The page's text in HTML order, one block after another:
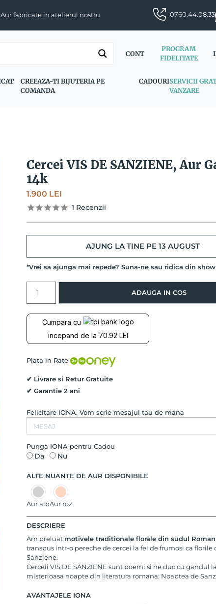
fabricate in atelierul nostru. 0760.44.08.33
CONT
PROGRAM
FIDELITATE
CREEAZA-TI BIJUTERIA PE
COMANDA
CADOURISERVICII
VANZARE
Cercei VIS DE SANZIENE, Aur
14k
1.900 LEI
1 Recenzii
AJUNG LA TINE PE 13 AUGUST
*Vrei sa ajunga mai repede? Suna-ne sau ridica din
Cercei
VIS
DE
SANZIENE,
14k
ADAUGA IN COS
Cumpara cu
incepand de la 70.92 LEI
Plata in Rate
✔ Livrare si Retur Gratuite
✔ Garantie 2 ani
Felicitare IONA. Vom scrie mesajul tau de mana
Punga IONA pentru Cadou
Da Nu
ALTE NUANTE DE AUR DISPONIBILE
Aur albAur roz
DESCRIERE
Am preluat motivele traditionale florale din sudul
transpus intr-o pereche de cercei la fel de frumosi ca florile
Sanziene.
Cerceii VIS DE SANZIENE sunt boemi si ne duc cu gandul
misterioasa noapte din literatura romana: Noaptea de
AVANTAJELE IONA